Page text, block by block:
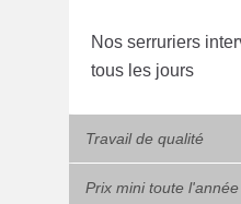
Nos serruriers
tous les jours
Travail de qualité
Prix mini toute l'année